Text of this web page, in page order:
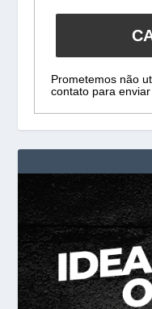
Prometemos não
contato para